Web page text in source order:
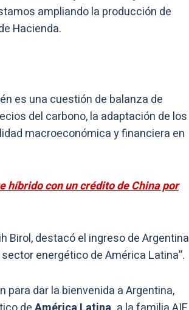
ampliando la producción de
Hacienda.
es una cuestión de balanza de
del carbono, la adaptación de los
macroeconómica y financiera en
híbrido con un crédito de China por
Birol, destacó el ingreso de Argentina
energético de América Latina”.
para dar la bienvenida a Argentina,